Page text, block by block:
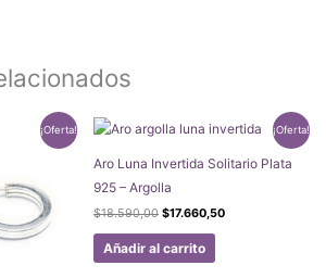
¡Oferta! ¡Oferta!
Aro Luna Invertida Solitario Plata
925 – Argolla
$18.590,00 El
original
era:
$17.660,50El
Añadir al carrito